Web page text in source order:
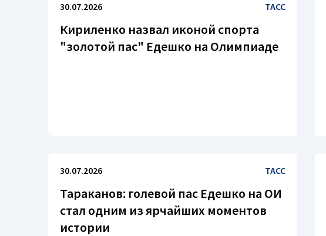
30.07.2026 ТАСС
Кириленко назвал иконой спорта
"золотой пас" Едешко на Олимпиаде
30.07.2026 ТАСС
Тараканов: голевой пас Едешко на ОИ
стал одним из ярчайших моментов
истории